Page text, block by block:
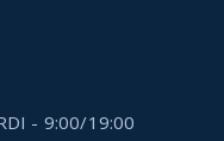
- 9:00/19:00